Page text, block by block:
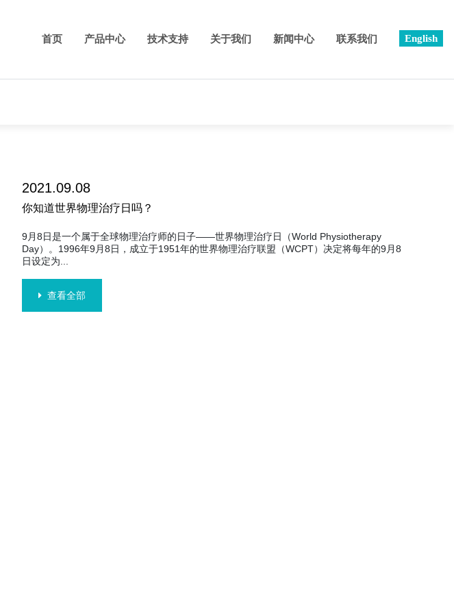
首页 产品中心 技术支持 关于我们 新闻中心 联系我们 English
2021.09.08
你知道世界物理治疗日吗？
9月8日是一个属于全球物理治疗师的日子——世界物理治疗日（World Physiotherapy
Day）。1996年9月8日，成立于1951年的世界物理治疗联盟（WCPT）决定将每年的9月8
日设定为...
查看全部